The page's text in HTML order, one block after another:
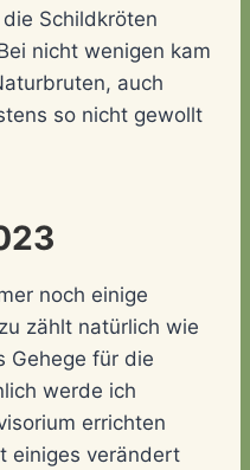
Schildkröten
nicht wenigen kam
auch
so nicht gewollt
noch einige
zählt natürlich wie
Gehege für die
werde ich
errichten
einiges verändert